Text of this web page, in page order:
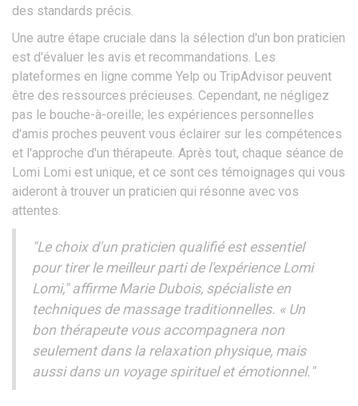
des standards précis.
Une autre étape cruciale dans la sélection d'un bon praticien
est d'évaluer les avis et recommandations. Les
plateformes en ligne comme Yelp ou TripAdvisor peuvent
être des ressources précieuses. Cependant, ne négligez
pas le bouche-à-oreille; les expériences personnelles
d'amis proches peuvent vous éclairer sur les compétences
et l'approche d'un thérapeute. Après tout, chaque séance de
Lomi Lomi est unique, et ce sont ces témoignages qui vous
aideront à trouver un praticien qui résonne avec vos
attentes.
"Le choix d'un praticien qualifié est essentiel
pour tirer le meilleur parti de l'expérience Lomi
Lomi," affirme Marie Dubois, spécialiste en
techniques de massage traditionnelles. « Un
bon thérapeute vous accompagnera non
seulement dans la relaxation physique, mais
aussi dans un voyage spirituel et émotionnel."